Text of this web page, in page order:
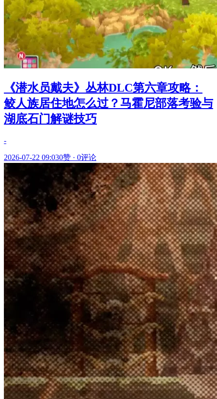
《潜水员戴夫》丛林DLC第六章攻略：
鲛人族居住地怎么过？马霍尼部落考验与
湖底石门解谜技巧
-
2026-07-22 09:030赞 · 0评论